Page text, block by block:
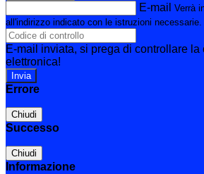
E-mail Verrà
all'indirizzo indicato con le istruzioni necessarie.
E-mail inviata, si prega di controllare la
elettronica!
Errore
Chiudi
Successo
Chiudi
Informazione